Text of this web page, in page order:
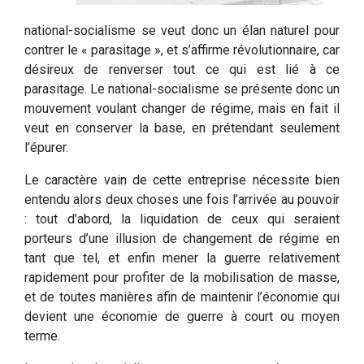
national-socialisme se veut donc un élan naturel pour
contrer le « parasitage », et s’affirme révolutionnaire, car
désireux de renverser tout ce qui est lié à ce
parasitage. Le national-socialisme se présente donc un
mouvement voulant changer de régime, mais en fait il
veut en conserver la base, en prétendant seulement
l’épurer.
Le caractère vain de cette entreprise nécessite bien
entendu alors deux choses une fois l’arrivée au pouvoir
: tout d’abord, la liquidation de ceux qui seraient
porteurs d’une illusion de changement de régime en
tant que tel, et enfin mener la guerre relativement
rapidement pour profiter de la mobilisation de masse,
et de toutes manières afin de maintenir l’économie qui
devient une économie de guerre à court ou moyen
terme.